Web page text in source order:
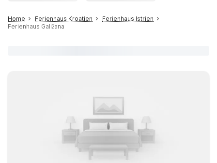
Home Ferienhaus Kroatien
Ferienhaus Istrien
Ferienhaus Galižana